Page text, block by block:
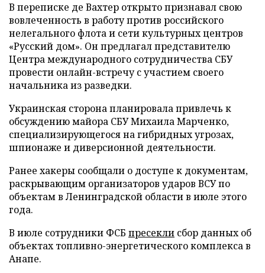
В переписке де Вахтер открыто признавал свою
вовлеченность в работу против российского
нелегального флота и сети культурных центров
«Русский дом». Он предлагал представителю
Центра международного сотрудничества СБУ
провести онлайн-встречу с участием своего
начальника из разведки.
Украинская сторона планировала привлечь к
обсуждению майора СБУ Михаила Марченко,
специализирующегося на гибридных угрозах,
шпионаже и диверсионной деятельности.
Ранее хакеры сообщали о доступе к документам,
раскрывающим организаторов ударов ВСУ по
объектам в Ленинградской области в июле этого
года.
В июле сотрудники ФСБ пресекли сбор данных об
объектах топливно-энергетического комплекса в
Анапе.